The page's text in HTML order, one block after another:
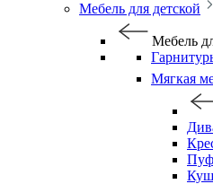
Мебель для детской
Мебель
Мягкая